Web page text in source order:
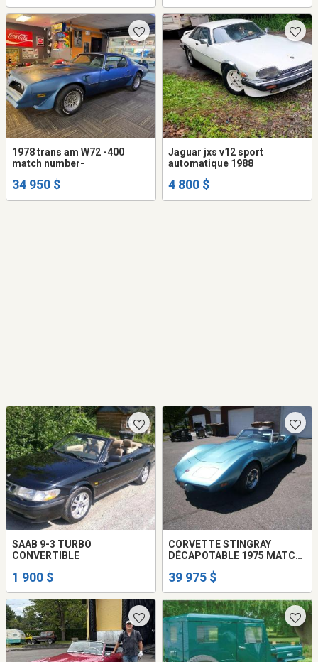
1978 trans am W72 -400
match number-
34 950 $
Jaguar jxs v12 sport
automatique 1988
4 800 $
SAAB 9-3 TURBO
CONVERTIBLE
1 900 $
CORVETTE STINGRAY
DÉCAPOTABLE 1975 MATCH
39 975 $